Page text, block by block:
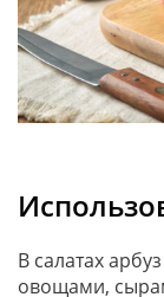
В салатах
овощами,